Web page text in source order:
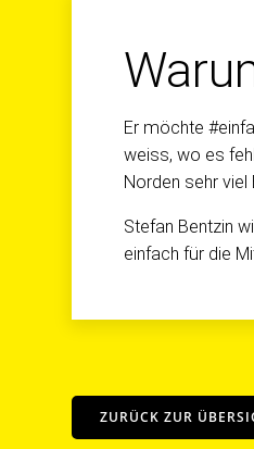
Er möchte
weiss, wo es
Norden sehr viel
Stefan Bentzin
einfach für die
ZURÜCK ZUR